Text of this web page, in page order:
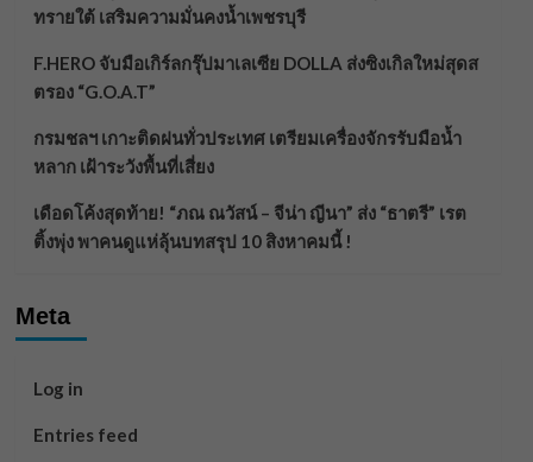
ทรายใต้ เสริมความมั่นคงน้ำเพชรบุรี
F.HERO จับมือเกิร์ลกรุ๊ปมาเลเซีย DOLLA ส่งซิงเกิลใหม่สุดส
ตรอง “G.O.A.T”
กรมชลฯ เกาะติดฝนทั่วประเทศ เตรียมเครื่องจักรรับมือน้ำ
หลาก เฝ้าระวังพื้นที่เสี่ยง
เดือดโค้งสุดท้าย! “ภณ ณวัสน์ – จีน่า ญีนา” ส่ง “ธาตรี” เรต
ติ้งพุ่ง พาคนดูแห่ลุ้นบทสรุป 10 สิงหาคมนี้ !
Meta
Log in
Entries feed